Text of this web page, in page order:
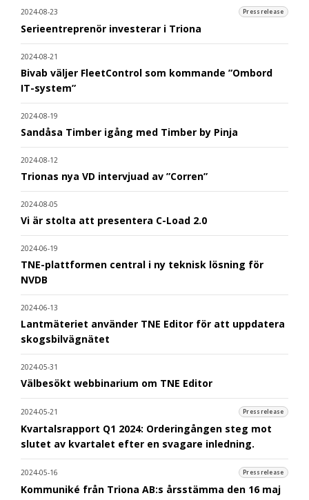
2024-08-23 Pressrelease
Serieentreprenör investerar i Triona
2024-08-21
Bivab väljer FleetControl som kommande ”Ombord
IT-system”
2024-08-19
Sandåsa Timber igång med Timber by Pinja
2024-08-12
Trionas nya VD intervjuad av ”Corren”
2024-08-05
Vi är stolta att presentera C-Load 2.0
2024-06-19
TNE-plattformen central i ny teknisk lösning för
NVDB
2024-06-13
Lantmäteriet använder TNE Editor för att uppdatera
skogsbilvägnätet
2024-05-31
Välbesökt webbinarium om TNE Editor
2024-05-21 Pressrelease
Kvartalsrapport Q1 2024: Orderingången steg mot
slutet av kvartalet efter en svagare inledning.
2024-05-16 Pressrelease
Kommuniké från Triona AB:s årsstämma den 16 maj